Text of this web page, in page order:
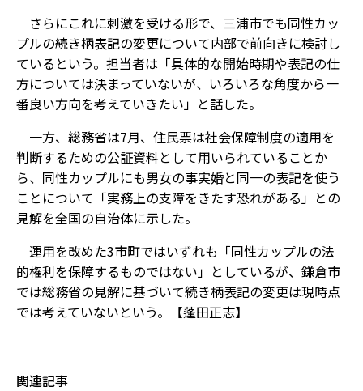
さらにこれに刺激を受ける形で、三浦市でも同性カッ
プルの続き柄表記の変更について内部で前向きに検討し
ているという。担当者は「具体的な開始時期や表記の仕
方については決まっていないが、いろいろな角度から一
番良い方向を考えていきたい」と話した。
一方、総務省は7月、住民票は社会保障制度の適用を
判断するための公証資料として用いられていることか
ら、同性カップルにも男女の事実婚と同一の表記を使う
ことについて「実務上の支障をきたす恐れがある」との
見解を全国の自治体に示した。
運用を改めた3市町ではいずれも「同性カップルの法
的権利を保障するものではない」としているが、鎌倉市
では総務省の見解に基づいて続き柄表記の変更は現時点
では考えていないという。【蓬田正志】
関連記事